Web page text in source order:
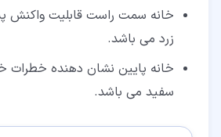
خانه سمت راست قابلیت واکنش‌
زرد می ‌باشد.
خانه پایین نشان دهنده خطرات
سفید می ‌باشد.